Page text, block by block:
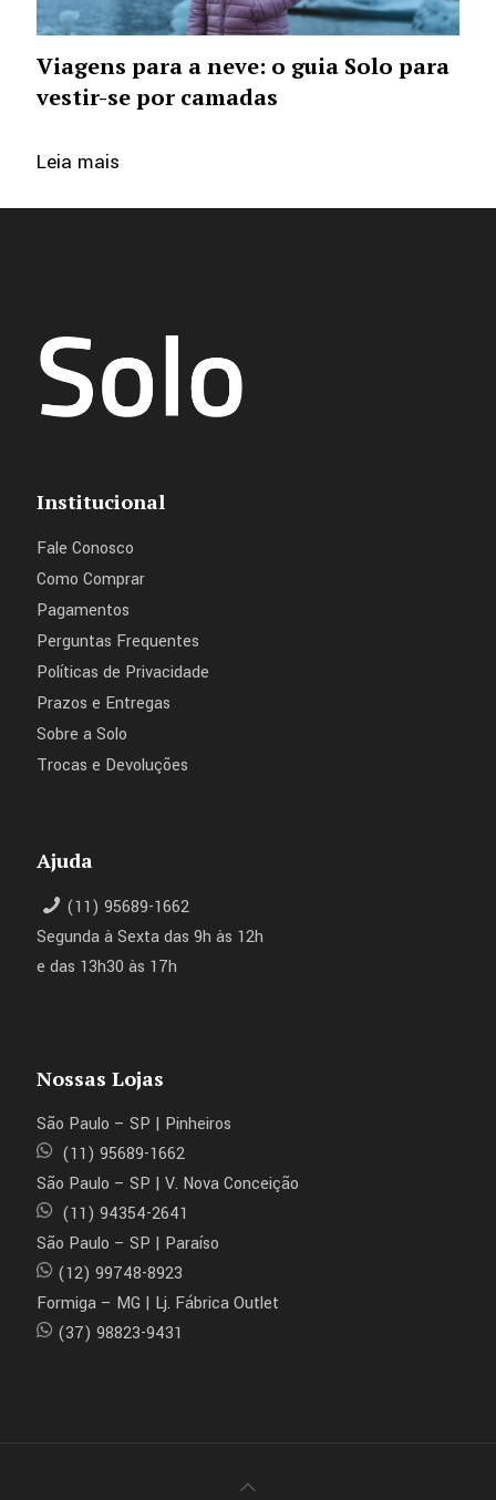
Viagens para a neve: o guia Solo para
vestir-se por camadas
Leia mais
Institucional
Fale Conosco
Como Comprar
Pagamentos
Perguntas Frequentes
Políticas de Privacidade
Prazos e Entregas
Sobre a Solo
Trocas e Devoluções
Ajuda
(11) 95689-1662
Segunda à Sexta das 9h às 12h
e das 13h30 às 17h
Nossas Lojas
São Paulo – SP | Pinheiros
(11) 95689-1662
São Paulo – SP | V. Nova Conceição
(11) 94354-2641
São Paulo – SP | Paraíso
(12) 99748-8923
Formiga – MG | Lj. Fábrica Outlet
(37) 98823-9431